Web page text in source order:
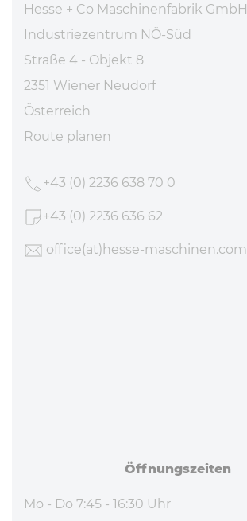
Hesse + Co Maschinenfabrik GmbH
Industriezentrum NÖ-Süd
Straße 4 - Objekt 8
2351 Wiener Neudorf
Österreich
Route planen
+43 (0) 2236 638 70 0
+43 (0) 2236 636 62
office(at)hesse-maschinen.com
Öff­nungs­zei­ten
Mo - Do 7:45 - 16:30 Uhr